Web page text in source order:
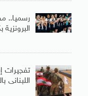
رسميا..
تفجيرات
اللبنانى